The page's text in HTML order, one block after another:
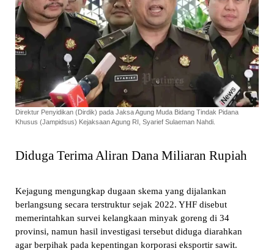
Direktur Penyidikan (Dirdik) pada Jaksa Agung Muda Bidang Tindak Pidana
Khusus (Jampidsus) Kejaksaan Agung RI, Syarief Sulaeman Nahdi.
Diduga Terima Aliran Dana Miliaran Rupiah
Kejagung mengungkap dugaan skema yang dijalankan
berlangsung secara terstruktur sejak 2022. YHF disebut
memerintahkan survei kelangkaan minyak goreng di 34
provinsi, namun hasil investigasi tersebut diduga diarahkan
agar berpihak pada kepentingan korporasi eksportir sawit.